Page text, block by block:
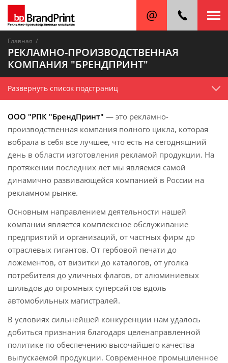
Главная /
РЕКЛАМНО-ПРОИЗВОДСТВЕННАЯ
КОМПАНИЯ "БРЕНДПРИНТ"
Развернуть список подстраниц
ООО "РПК "БрендПринт" — это рекламно-
производственная компания полного цикла, которая
вобрала в себя все лучшее, что есть на сегодняшний
день в области изготовления рекламой продукции. На
протяжении последних лет мы являемся самой
динамично развивающейся компанией в России на
рекламном рынке.
Основным направлением деятельности нашей
компании является комплексное обслуживание
предприятий и организаций, от частных фирм до
отраслевых гигантов. От гербовой печати до
ложементов, от визитки до каталогов, от уголка
потребителя до уличных флагов, от алюминиевых
шильдов до огромных суперсайтов вдоль
автомобильных магистралей.
В условиях сильнейшей конкуренции нам удалось
добиться признания благодаря целенаправленной
политике по обеспечению высочайшего качества
выпускаемой продукции. Современное промышленное